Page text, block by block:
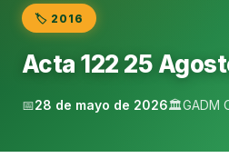
🏷️ 2016
Acta 122 25
📅28 de mayo de 2026🏛️GADM